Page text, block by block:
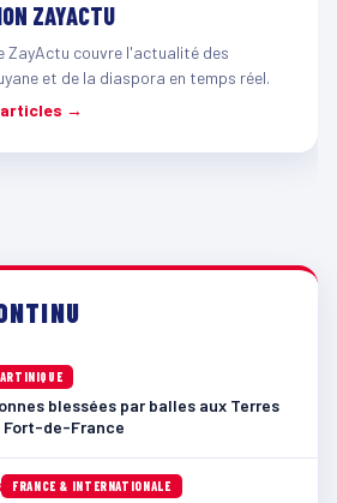
ZAYACTU
ZayActu couvre l'actualité des
et de la diaspora en temps réel.
articles →
blessées par balles aux Terres
Fort-de-France
FRANCE & INTERNATIONALE